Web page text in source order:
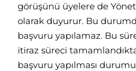
görüşünü üyelere de
olarak duyurur. Bu
başvuru yapılamaz. Bu
itiraz süreci
başvuru yapılması